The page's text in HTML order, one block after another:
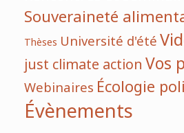
Souveraineté
Thèses Université d'été
just climate actionVos
WebinairesÉcologie
Évènements